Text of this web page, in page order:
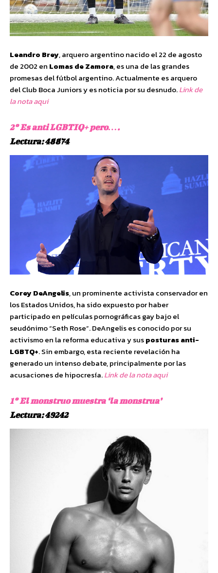
Leandro Brey, arquero argentino nacido el 22 de agosto
de 2002 en Lomas de Zamora, es una de las grandes
promesas del fútbol argentino. Actualmente es arquero
del Club Boca Juniors y es noticia por su desnudo.Link de
la nota aqui
2º Es anti LGBTIQ+ pero….
Lectura: 48874
Corey DeAngelis, un prominente activista conservador en
los Estados Unidos, ha sido expuesto por haber
participado en películas pornográficas gay bajo el
seudónimo “Seth Rose”. DeAngelis es conocido por su
activismo en la reforma educativa y susposturas anti-
LGBTQ+. Sin embargo, esta reciente revelación ha
generado un intenso debate, principalmente por las
acusaciones de hipocresía.Link de la nota aqui
1º El monstruo muestra ‘la monstrua’
Lectura: 49242